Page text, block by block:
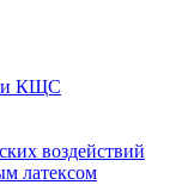
КЩС
воздействий
латексом